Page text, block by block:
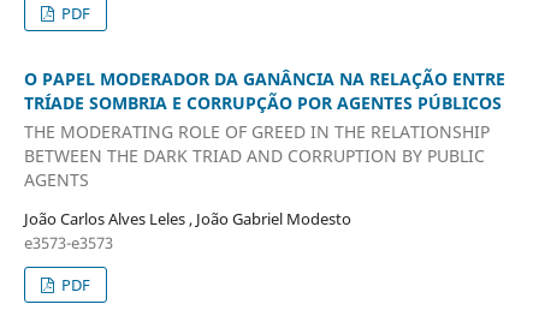
PDF
O PAPEL MODERADOR DA GANÂNCIA NA RELAÇÃO ENTRE
TRÍADE SOMBRIA E CORRUPÇÃO POR AGENTES PÚBLICOS
THE MODERATING ROLE OF GREED IN THE RELATIONSHIP
BETWEEN THE DARK TRIAD AND CORRUPTION BY PUBLIC
AGENTS
João Carlos Alves Leles , João Gabriel Modesto
e3573-e3573
PDF